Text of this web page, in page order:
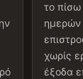
ΕΕ.
Βουλγαρία, ΕΕ
VH-CP-6413
το
ημερών
χωρίς
έξοδα